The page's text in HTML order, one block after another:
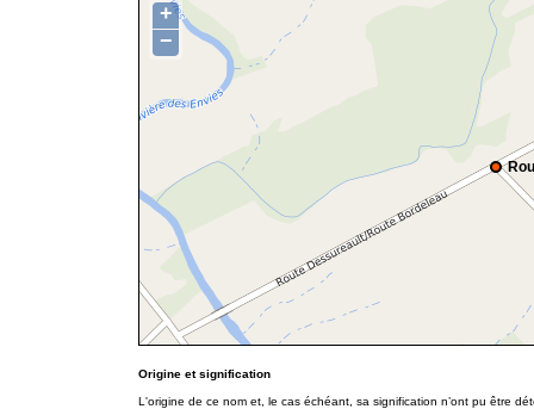
+
−
Origine et signification
L'origine de ce nom et, le cas échéant, sa signification n’ont pu être